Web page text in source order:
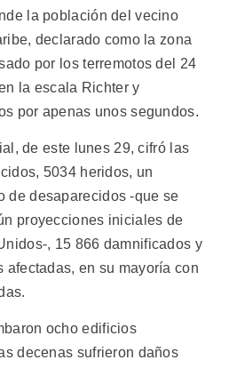
la población del vecino
declarado como la zona
por los terremotos del 24
la escala Richter y
por apenas unos segundos.
de este lunes 29, cifró las
5034 heridos, un
de desaparecidos -que se
proyecciones iniciales de
, 15 866 damnificados y
afectadas, en su mayoría con
ocho edificios
decenas sufrieron daños